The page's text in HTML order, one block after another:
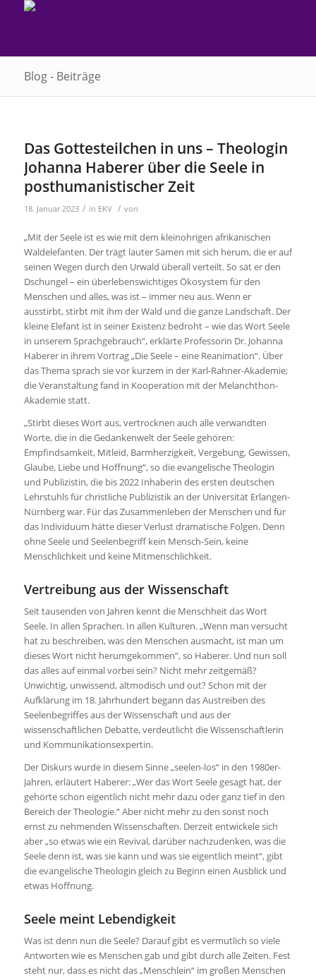
Blog - Beiträge
Das Gottesteilchen in uns – Theologin
Johanna Haberer über die Seele in
posthumanistischer Zeit
18. Januar 2023 / in EKV / von
„Mit der Seele ist es wie mit dem kleinohrigen afrikanischen
Waldelefanten. Der trägt lauter Samen mit sich herum, die er auf
seinen Wegen durch den Urwald überall verteilt. So sät er den
Dschungel – ein überlebenswichtiges Ökosystem für den
Menschen und alles, was ist – immer neu aus. Wenn er
ausstirbt, stirbt mit ihm der Wald und die ganze Landschaft. Der
kleine Elefant ist in seiner Existenz bedroht – wie das Wort Seele
in unserem Sprachgebrauch“, erklärte Professorin Dr. Johanna
Haberer in ihrem Vortrag „Die Seele ­– eine Reanimation“. Über
das Thema sprach sie vor kurzem in der Karl-Rahner-Akademie;
die Veranstaltung fand in Kooperation mit der Melanchthon-
Akademie statt.
„Stirbt dieses Wort aus, vertrocknen auch alle verwandten
Worte, die in die Gedankenwelt der Seele gehören:
Empfindsamkeit, Mitleid, Barmherzigkeit, Vergebung, Gewissen,
Glaube, Liebe und Hoffnung“, so die evangelische Theologin
und Publizistin, die bis 2022 Inhaberin des ersten deutschen
Lehrstuhls für christliche Publizistik an der Universität Erlangen-
Nürnberg war. Für das Zusammenleben der Menschen und für
das Individuum hätte dieser Verlust dramatische Folgen. Denn
ohne Seele und Seelenbegriff kein Mensch-Sein, keine
Menschlichkeit und keine Mitmenschlichkeit.
Vertreibung aus der Wissenschaft
Seit tausenden von Jahren kennt die Menschheit das Wort
Seele. In allen Sprachen. In allen Kulturen. „Wenn man versucht
hat zu beschreiben, was den Menschen ausmacht, ist man um
dieses Wort nicht herumgekommen“, so Haberer. Und nun soll
das alles auf einmal vorbei sein? Nicht mehr zeitgemäß?
Unwichtig, unwissend, altmodisch und out? Schon mit der
Aufklärung im 18. Jahrhundert begann das Austreiben des
Seelenbegriffes aus der Wissenschaft und aus der
wissenschaftlichen Debatte, verdeutlicht die Wissenschaftlerin
und Kommunikationsexpertin.
Der Diskurs wurde in diesem Sinne „seelen-los“ in den 1980er-
Jahren, erläutert Haberer: „Wer das Wort Seele gesagt hat, der
gehörte schon eigentlich nicht mehr dazu oder ganz tief in den
Bereich der Theologie.“ Aber nicht mehr zu den sonst noch
ernst zu nehmenden Wissenschaften. Derzeit entwickele sich
aber „so etwas wie ein Revival, darüber nachzudenken, was die
Seele denn ist, was sie kann und was sie eigentlich meint“, gibt
die evangelische Theologin gleich zu Beginn einen Ausblick und
etwas Hoffnung.
Seele meint Lebendigkeit
Was ist denn nun die Seele? Darauf gibt es vermutlich so viele
Antworten wie es Menschen gab und gibt durch alle Zeiten. Fest
steht nur, dass es nicht das „Menschlein“ im großen Menschen